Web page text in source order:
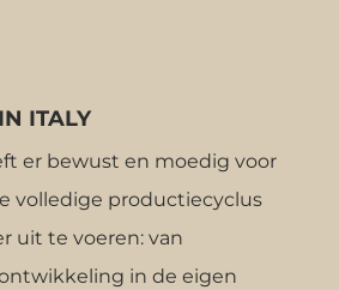
ITALY
er bewust en moedig voor
volledige productiecyclus
uit te voeren: van
in de eigen